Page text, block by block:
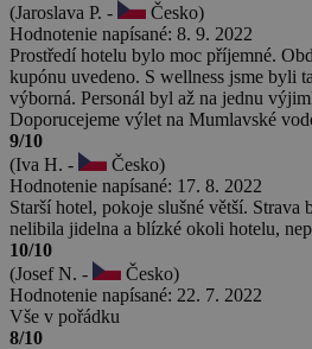
(Jaroslava P. -
Česko)
Hodnotenie napísané: 8. 9. 2022
Prostředí hotelu bylo moc příjemné.
kupónu uvedeno. S wellness jsme byli
výborná. Personál byl až na jednu
Doporucejeme výlet na Mumlavské
9/10
(Iva H. -
Česko)
Hodnotenie napísané: 17. 8. 2022
Starší hotel, pokoje slušné větší. Strava
nelibila jidelna a blízké okoli hotelu,
10/10
(Josef N. -
Česko)
Hodnotenie napísané: 22. 7. 2022
Vše v pořádku
8/10